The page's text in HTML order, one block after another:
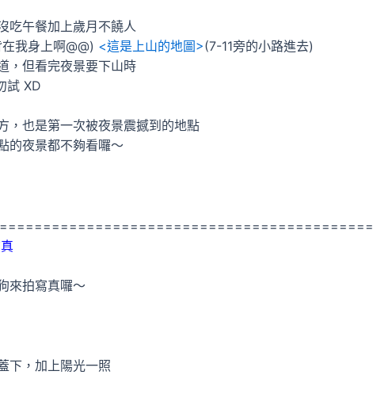
吃午餐加上歲月不饒人
我身上啊@@) <這是上山的地圖>(7-11旁的小路進去)
，但看完夜景要下山時
試 XD
，也是第一次被夜景震撼到的地點
的夜景都不夠看囉～
來拍寫真囉～
下，加上陽光一照